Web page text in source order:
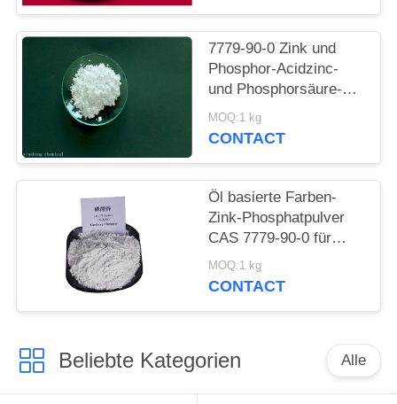
7779-90-0 Zink und
Phosphor-Acidzinc-
und Phosphorsäure-
ätzende Antifarbe für
Stahl
MOQ:1 kg
CONTACT
Öl basierte Farben-
Zink-Phosphatpulver
CAS 7779-90-0 für
Schiff und
Stahlkonstruktionen
MOQ:1 kg
CONTACT
Beliebte Kategorien Alle